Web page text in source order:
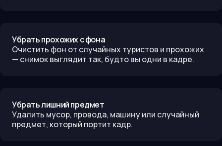
Убрать прохожих с фона
Очистить фон от случайных туристов и прохожих
— снимок выглядит так, будто вы одни в кадре.
Убрать лишний предмет
Удалить мусор, провода, машину или случайный
предмет, который портит кадр.